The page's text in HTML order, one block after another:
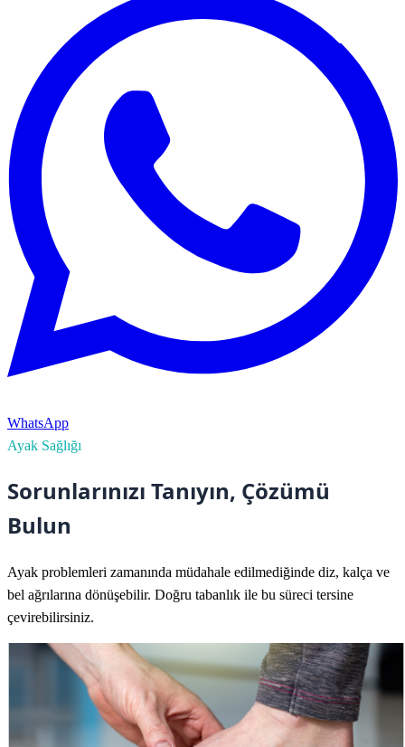
WhatsApp
Ayak Sağlığı
Sorunlarınızı Tanıyın, Çözümü
Bulun
Ayak problemleri zamanında müdahale edilmediğinde diz, kalça ve
bel ağrılarına dönüşebilir. Doğru tabanlık ile bu süreci tersine
çevirebilirsiniz.